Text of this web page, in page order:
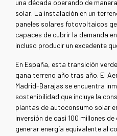
una década operando de
solar. La instalación en un
paneles solares fotovoltaicos
capaces de cubrir la demanda
incluso producir un excedente
En España, esta transición
gana terreno año tras año. El
Madrid-Barajas se encuentra
sostenibilidad que incluye la
plantas de autoconsumo solar
inversión de casi 100 millones
generar energía equivalente al